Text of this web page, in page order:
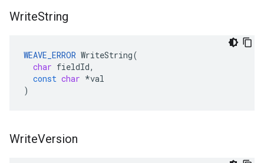
WriteString
WEAVE_ERROR WriteString(
char fieldId,
const char *val
)
WriteVersion